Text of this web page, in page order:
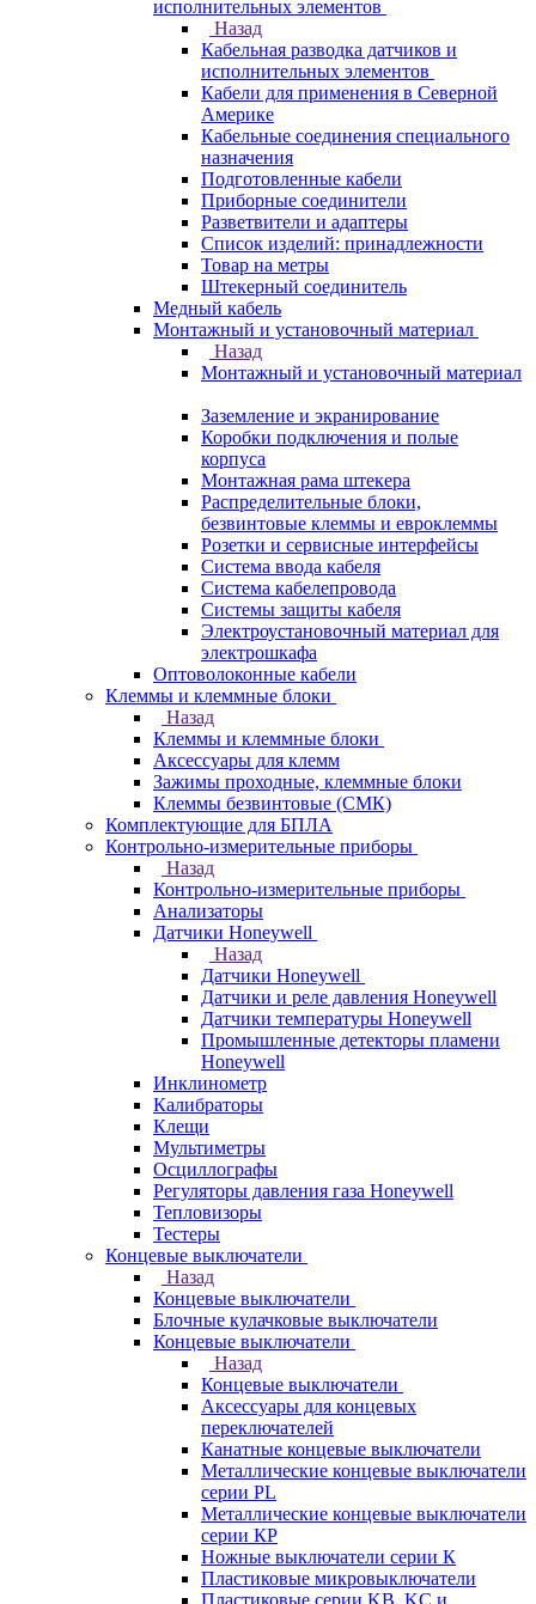
исполнительных элементов
Назад
Кабельная разводка датчиков и
исполнительных элементов
Кабели для применения в Северной
Америке
Кабельные соединения специального
назначения
Подготовленные кабели
Приборные соединители
Разветвители и адаптеры
Список изделий: принадлежности
Товар на метры
Штекерный соединитель
Медный кабель
Монтажный и установочный материал
Назад
Монтажный и установочный материал
Заземление и экранирование
Коробки подключения и полые
корпуса
Монтажная рама штекера
Распределительные блоки,
безвинтовые клеммы и евроклеммы
Розетки и сервисные интерфейсы
Система ввода кабеля
Система кабелепровода
Системы защиты кабеля
Электроустановочный материал для
электрошкафа
Оптоволоконные кабели
Клеммы и клеммные блоки
Назад
Клеммы и клеммные блоки
Аксессуары для клемм
Зажимы проходные, клеммные блоки
Клеммы безвинтовые (СМК)
Комплектующие для БПЛА
Контрольно-измерительные приборы
Назад
Контрольно-измерительные приборы
Анализаторы
Датчики Honeywell
Назад
Датчики Honeywell
Датчики и реле давления Honeywell
Датчики температуры Honeywell
Промышленные детекторы пламени
Honeywell
Инклинометр
Калибраторы
Клещи
Мультиметры
Осциллографы
Регуляторы давления газа Honeywell
Тепловизоры
Тестеры
Концевые выключатели
Назад
Концевые выключатели
Блочные кулачковые выключатели
Концевые выключатели
Назад
Концевые выключатели
Аксессуары для концевых
переключателей
Канатные концевые выключатели
Металлические концевые выключатели
серии PL
Металлические концевые выключатели
серии КP
Ножные выключатели серии К
Пластиковые микровыключатели
Пластиковые серии KB, KC и